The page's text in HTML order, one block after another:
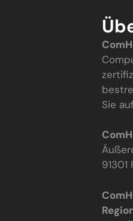
Sie auf